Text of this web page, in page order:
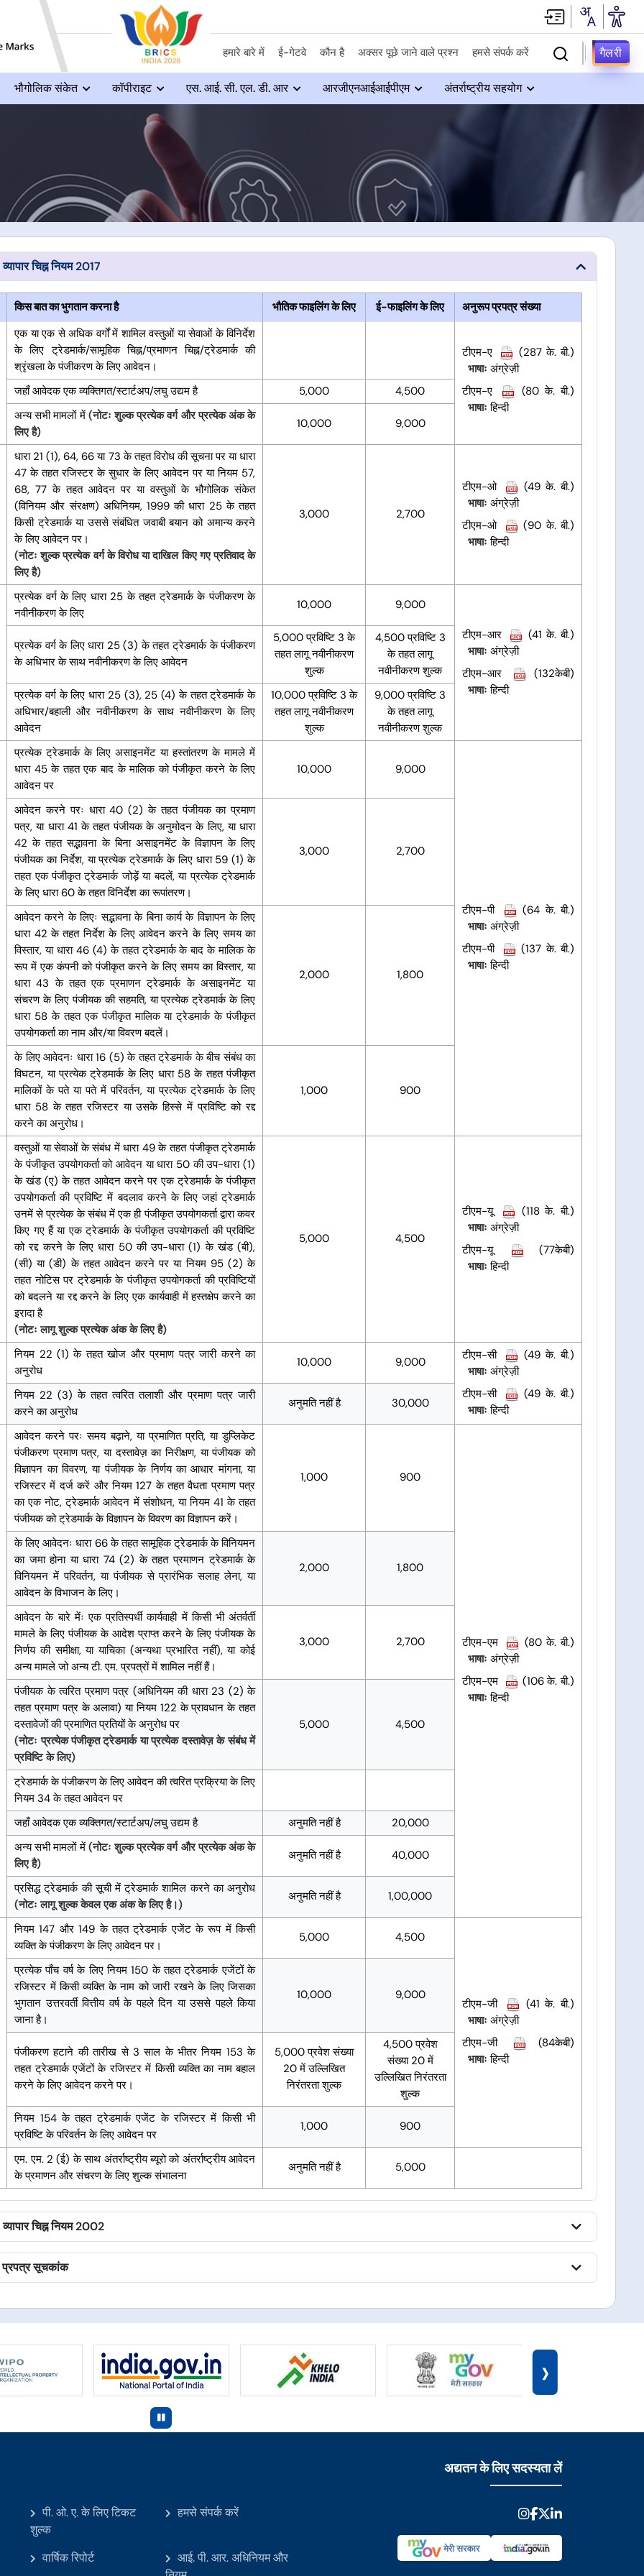
हमारे बारे में ई-गेटवे कौन है अक्सर पूछे जाने वाले प्रश्न हमसे संपर्क करें गैलरी
भौगोलिक संकेत कॉपीराइट एस. आई. सी. एल. डी. आर आरजीएनआईआईपीएम अंतर्राष्ट्रीय सहयोग
चिह्न नियम 2017
किस बात का भुगतान करना है भौतिक फाइलिंग के लिए ई-फाइलिंग के लिए
अनुरूप प्रपत्र संख्या
एक या एक से अधिक वर्गों में शामिल वस्तुओं या सेवाओं के विनिर्देश
के लिए ट्रेडमार्क/सामूहिक चिह्न/प्रमाणन चिह्न/ट्रेडमार्क की
श्रृंखला के पंजीकरण के लिए आवेदन।
टीएम-ए
(287 के. बी.)
भाषाः अंग्रेज़ी
टीएम-ए
(80 के. बी.)
भाषाः हिन्दी
जहाँ आवेदक एक व्यक्तिगत/स्टार्टअप/लघु उद्यम है 5,000
4,500
अन्य सभी मामलों में (नोटः शुल्क प्रत्येक वर्ग और प्रत्येक अंक के
लिए है)
10,000 9,000
धारा 21 (1), 64, 66 या 73 के तहत विरोध की सूचना पर या धारा
47 के तहत रजिस्टर के सुधार के लिए आवेदन पर या नियम 57,
68, 77 के तहत आवेदन पर या वस्तुओं के भौगोलिक संकेत
(विनियम और संरक्षण) अधिनियम, 1999 की धारा 25 के तहत
किसी ट्रेडमार्क या उससे संबंधित जवाबी बयान को अमान्य करने
के लिए आवेदन पर।
(नोटः शुल्क प्रत्येक वर्ग के विरोध या दाखिल किए गए प्रतिवाद के
लिए है)
3,000 2,700
टीएम-ओ
(49 के. बी.)
भाषाः अंग्रेज़ी
टीएम-ओ
(90 के. बी.)
भाषाः हिन्दी
प्रत्येक वर्ग के लिए धारा 25 के तहत ट्रेडमार्क के पंजीकरण के
नवीनीकरण के लिए
10,000 9,000
टीएम-आर
(41 के. बी.)
भाषाः अंग्रेज़ी
टीएम-आर
(132केबी)
भाषाः हिन्दी
प्रत्येक वर्ग के लिए धारा 25 (3) के तहत ट्रेडमार्क के पंजीकरण
के अधिभार के साथ नवीनीकरण के लिए आवेदन
5,000 प्रविष्टि 3 के
तहत लागू नवीनीकरण
शुल्क
4,500 प्रविष्टि 3
के तहत लागू
नवीनीकरण शुल्क
प्रत्येक वर्ग के लिए धारा 25 (3), 25 (4) के तहत ट्रेडमार्क के
अधिभार/बहाली और नवीनीकरण के साथ नवीनीकरण के लिए
आवेदन
10,000 प्रविष्टि 3 के
तहत लागू नवीनीकरण
शुल्क
9,000 प्रविष्टि 3
के तहत लागू
नवीनीकरण शुल्क
प्रत्येक ट्रेडमार्क के लिए असाइनमेंट या हस्तांतरण के मामले में
धारा 45 के तहत एक बाद के मालिक को पंजीकृत करने के लिए
आवेदन पर
10,000 9,000
टीएम-पी
(64 के. बी.)
भाषाः अंग्रेज़ी
टीएम-पी
(137 के. बी.)
भाषाः हिन्दी
आवेदन करने परः धारा 40 (2) के तहत पंजीयक का प्रमाण
पत्र, या धारा 41 के तहत पंजीयक के अनुमोदन के लिए, या धारा
42 के तहत सद्भावना के बिना असाइनमेंट के विज्ञापन के लिए
पंजीयक का निर्देश, या प्रत्येक ट्रेडमार्क के लिए धारा 59 (1) के
तहत एक पंजीकृत ट्रेडमार्क जोड़ें या बदलें, या प्रत्येक ट्रेडमार्क
के लिए धारा 60 के तहत विनिर्देश का रूपांतरण।
3,000 2,700
आवेदन करने के लिएः सद्भावना के बिना कार्य के विज्ञापन के लिए
धारा 42 के तहत निर्देश के लिए आवेदन करने के लिए समय का
विस्तार, या धारा 46 (4) के तहत ट्रेडमार्क के बाद के मालिक के
रूप में एक कंपनी को पंजीकृत करने के लिए समय का विस्तार, या
धारा 43 के तहत एक प्रमाणन ट्रेडमार्क के असाइनमेंट या
संचरण के लिए पंजीयक की सहमति, या प्रत्येक ट्रेडमार्क के लिए
धारा 58 के तहत एक पंजीकृत मालिक या ट्रेडमार्क के पंजीकृत
उपयोगकर्ता का नाम और/या विवरण बदलें।
2,000 1,800
के लिए आवेदनः धारा 16 (5) के तहत ट्रेडमार्क के बीच संबंध का
विघटन, या प्रत्येक ट्रेडमार्क के लिए धारा 58 के तहत पंजीकृत
मालिकों के पते या पते में परिवर्तन, या प्रत्येक ट्रेडमार्क के लिए
धारा 58 के तहत रजिस्टर या उसके हिस्से में प्रविष्टि को रद्द
करने का अनुरोध।
1,000 900
वस्तुओं या सेवाओं के संबंध में धारा 49 के तहत पंजीकृत ट्रेडमार्क
के पंजीकृत उपयोगकर्ता को आवेदन या धारा 50 की उप-धारा (1)
के खंड (ए) के तहत आवेदन करने पर एक ट्रेडमार्क के पंजीकृत
उपयोगकर्ता की प्रविष्टि में बदलाव करने के लिए जहां ट्रेडमार्क
उनमें से प्रत्येक के संबंध में एक ही पंजीकृत उपयोगकर्ता द्वारा कवर
किए गए हैं या एक ट्रेडमार्क के पंजीकृत उपयोगकर्ता की प्रविष्टि
को रद्द करने के लिए धारा 50 की उप-धारा (1) के खंड (बी),
(सी) या (डी) के तहत आवेदन करने पर या नियम 95 (2) के
तहत नोटिस पर ट्रेडमार्क के पंजीकृत उपयोगकर्ता की प्रविष्टियों
को बदलने या रद्द करने के लिए एक कार्यवाही में हस्तक्षेप करने का
इरादा है
(नोटः लागू शुल्क प्रत्येक अंक के लिए है)
5,000 4,500
टीएम-यू
(118 के. बी.)
भाषाः अंग्रेज़ी
टीएम-यू
(77केबी)
भाषाः हिन्दी
नियम 22 (1) के तहत खोज और प्रमाण पत्र जारी करने का
अनुरोध
10,000 9,000 टीएम-सी
(49 के. बी.)
भाषाः अंग्रेज़ी
टीएम-सी
(49 के. बी.)
भाषाः हिन्दी
नियम 22 (3) के तहत त्वरित तलाशी और प्रमाण पत्र जारी
करने का अनुरोध
अनुमति नहीं है 30,000
आवेदन करने परः समय बढ़ाने, या प्रमाणित प्रति, या डुप्लिकेट
पंजीकरण प्रमाण पत्र, या दस्तावेज़ का निरीक्षण, या पंजीयक को
विज्ञापन का विवरण, या पंजीयक के निर्णय का आधार मांगना, या
रजिस्टर में दर्ज करें और नियम 127 के तहत वैधता प्रमाण पत्र
का एक नोट, ट्रेडमार्क आवेदन में संशोधन, या नियम 41 के तहत
पंजीयक को ट्रेडमार्क के विज्ञापन के विवरण का विज्ञापन करें।
1,000 900
टीएम-एम
(80 के. बी.)
भाषाः अंग्रेज़ी
टीएम-एम
(106 के. बी.)
भाषाः हिन्दी
के लिए आवेदनः धारा 66 के तहत सामूहिक ट्रेडमार्क के विनियमन
का जमा होना या धारा 74 (2) के तहत प्रमाणन ट्रेडमार्क के
विनियमन में परिवर्तन, या पंजीयक से प्रारंभिक सलाह लेना, या
आवेदन के विभाजन के लिए।
2,000 1,800
आवेदन के बारे मेंः एक प्रतिस्पर्धी कार्यवाही में किसी भी अंतर्वर्ती
मामले के लिए पंजीयक के आदेश प्राप्त करने के लिए पंजीयक के
निर्णय की समीक्षा, या याचिका (अन्यथा प्रभारित नहीं), या कोई
अन्य मामले जो अन्य टी. एम. प्रपत्रों में शामिल नहीं हैं।
3,000 2,700
पंजीयक के त्वरित प्रमाण पत्र (अधिनियम की धारा 23 (2) के
तहत प्रमाण पत्र के अलावा) या नियम 122 के प्रावधान के तहत
दस्तावेजों की प्रमाणित प्रतियों के अनुरोध पर
(नोटः प्रत्येक पंजीकृत ट्रेडमार्क या प्रत्येक दस्तावेज़ के संबंध में
प्रविष्टि के लिए)
5,000 4,500
ट्रेडमार्क के पंजीकरण के लिए आवेदन की त्वरित प्रक्रिया के लिए
नियम 34 के तहत आवेदन पर
जहाँ आवेदक एक व्यक्तिगत/स्टार्टअप/लघु उद्यम है
अनुमति नहीं है
20,000
अन्य सभी मामलों में (नोटः शुल्क प्रत्येक वर्ग और प्रत्येक अंक के
लिए है)
अनुमति नहीं है 40,000
प्रसिद्ध ट्रेडमार्क की सूची में ट्रेडमार्क शामिल करने का अनुरोध
(नोटः लागू शुल्क केवल एक अंक के लिए है।)
अनुमति नहीं है 1,00,000
नियम 147 और 149 के तहत ट्रेडमार्क एजेंट के रूप में किसी
व्यक्ति के पंजीकरण के लिए आवेदन पर।
5,000 4,500
टीएम-जी
(41 के. बी.)
भाषाः अंग्रेज़ी
टीएम-जी
(84केबी)
भाषाः हिन्दी
प्रत्येक पाँच वर्ष के लिए नियम 150 के तहत ट्रेडमार्क एजेंटों के
रजिस्टर में किसी व्यक्ति के नाम को जारी रखने के लिए जिसका
भुगतान उत्तरवर्ती वित्तीय वर्ष के पहले दिन या उससे पहले किया
जाना है।
10,000 9,000
पंजीकरण हटाने की तारीख से 3 साल के भीतर नियम 153 के
तहत ट्रेडमार्क एजेंटों के रजिस्टर में किसी व्यक्ति का नाम बहाल
करने के लिए आवेदन करने पर।
5,000 प्रवेश संख्या
20 में उल्लिखित
निरंतरता शुल्क
4,500 प्रवेश
संख्या 20 में
उल्लिखित निरंतरता
शुल्क
नियम 154 के तहत ट्रेडमार्क एजेंट के रजिस्टर में किसी भी
प्रविष्टि के परिवर्तन के लिए आवेदन पर
1,000 900
एम. एम. 2 (ई) के साथ अंतर्राष्ट्रीय ब्यूरो को अंतर्राष्ट्रीय आवेदन
के प्रमाणन और संचरण के लिए शुल्क संभालना
अनुमति नहीं है 5,000
चिह्न नियम 2002
प्रपत्र सूचकांक
›
पी. ओ. ए. के लिए टिकट
शुल्क
हमसे संपर्क करें
वार्षिक रिपोर्ट
आई. पी. आर. अधिनियम और
अद्यतन के लिए सदस्यता लें